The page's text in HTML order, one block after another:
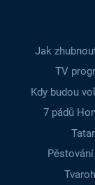
Jak
TV
Kdy budou
7 pádů